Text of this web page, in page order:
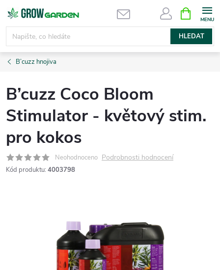
Přejít
obsah
HLEDAT
NÁKUPNÍ
KOŠÍK
B’cuzz hnojiva
B’cuzz Coco Bloom
Stimulator - květový stim.
pro kokos
Neohodnoceno Podrobnosti hodnocení
Kód produktu: 4003798